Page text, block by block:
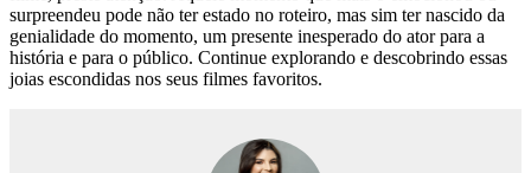
surpreendeu pode não ter estado no roteiro, mas sim ter nascido da
genialidade do momento, um presente inesperado do ator para a
história e para o público. Continue explorando e descobrindo essas
joias escondidas nos seus filmes favoritos.